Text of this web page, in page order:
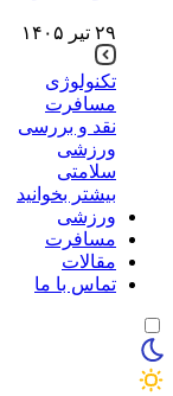
۲۹ تیر ۱۴۰۵
تکنولوژی
مسافرت
نقد و بررسی
ورزشی
سلامتی
بیشتر بخوانید
ورزشی
مسافرت
مقالات
تماس با ما